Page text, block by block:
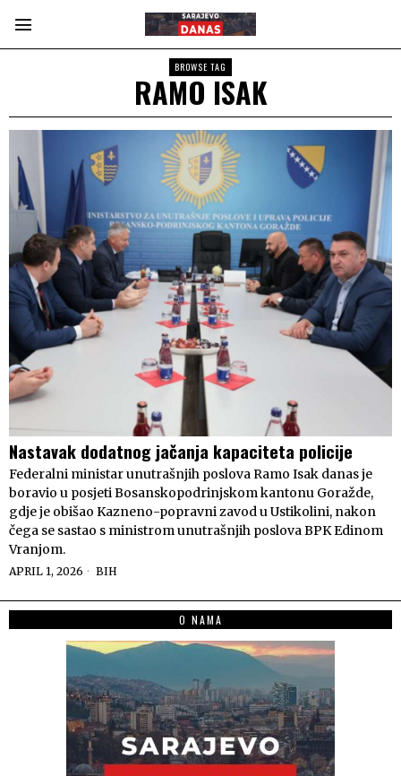
BROWSE TAG
RAMO ISAK
Nastavak dodatnog jačanja kapaciteta policije
Federalni ministar unutrašnjih poslova Ramo Isak danas je
boravio u posjeti Bosanskopodrinjskom kantonu Goražde,
gdje je obišao Kazneno-popravni zavod u Ustikolini, nakon
čega se sastao s ministrom unutrašnjih poslova BPK Edinom
Vranjom.
APRIL 1, 2026 BIH
O NAMA